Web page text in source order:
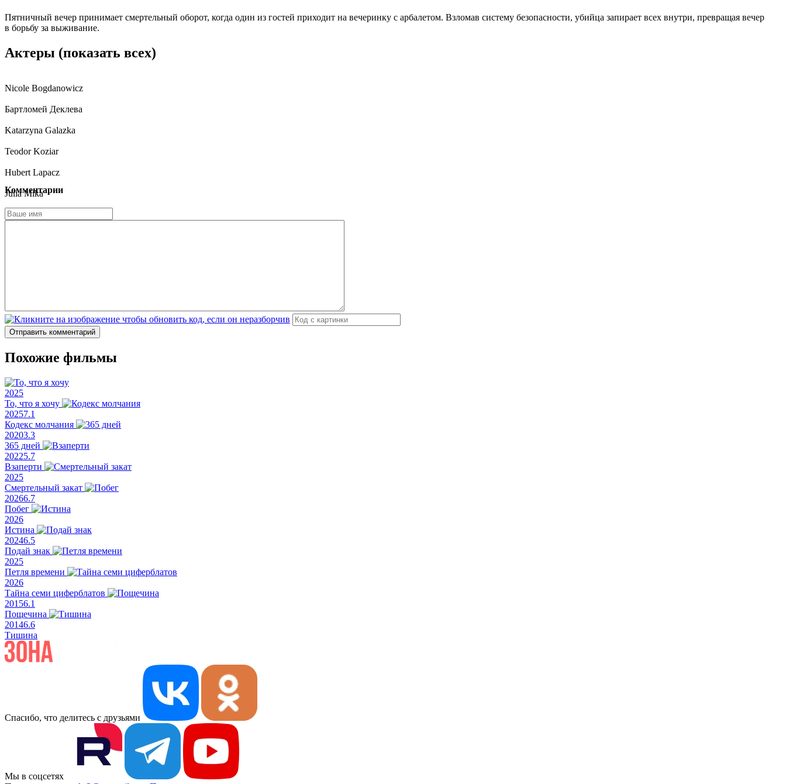
Пятничный вечер принимает смертельный оборот, когда один из гостей приходит на вечеринку с арбалетом. Взломав систему безопасности, убийца запирает всех внутри, превращая вечер
в борьбу за выживание.
Актеры (показать всех)
Nicole Bogdanowicz
Бартломей Деклева
Katarzyna Galazka
Teodor Koziar
Hubert Lapacz
Julia Mika
Borys Otawa
Комментарии
Отправить комментарий
Похожие фильмы
2025
То, что я хочу
20257.1
Кодекс молчания
20203.3
365 дней
20225.7
Взаперти
2025
Смертельный закат
20266.7
Побег
2026
Истина
20246.5
Подай знак
2025
Петля времени
2026
Тайна семи циферблатов
20156.1
Пощечина
20146.6
Тишина
Спасибо, что делитесь с друзьями
Мы в соцсетях